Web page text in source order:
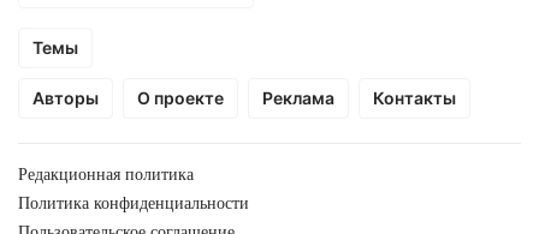
Темы
Авторы О проекте Реклама Контакты
Редакционная политика
Политика конфиденциальности